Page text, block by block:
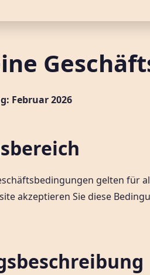
Februar 2026
gelten für
akzeptieren Sie diese